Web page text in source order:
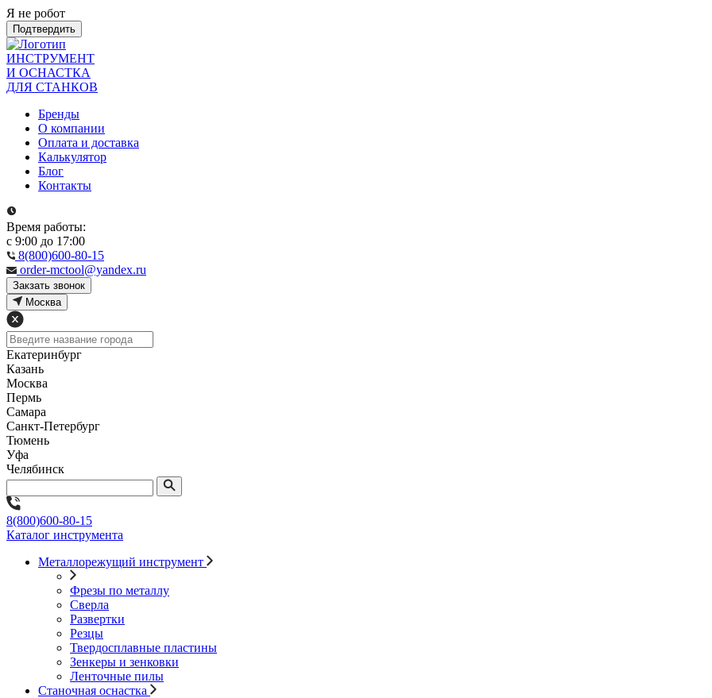
Я не робот
Подтвердить
ИНСТРУМЕНТ
И ОСНАСТКА
ДЛЯ СТАНКОВ
Бренды
О компании
Оплата и доставка
Калькулятор
Блог
Контакты
Время работы:
с 9:00 до 17:00
8(800)600-80-15
order-mctool@yandex.ru
Закзать звонок
Москва
Екатеринбург
Казань
Москва
Пермь
Самара
Санкт-Петербург
Тюмень
Уфа
Челябинск
8(800)600-80-15
Каталог инструмента
Металлорежущий инструмент
Фрезы по металлу
Сверла
Развертки
Резцы
Твердосплавные пластины
Зенкеры и зенковки
Ленточные пилы
Станочная оснастка